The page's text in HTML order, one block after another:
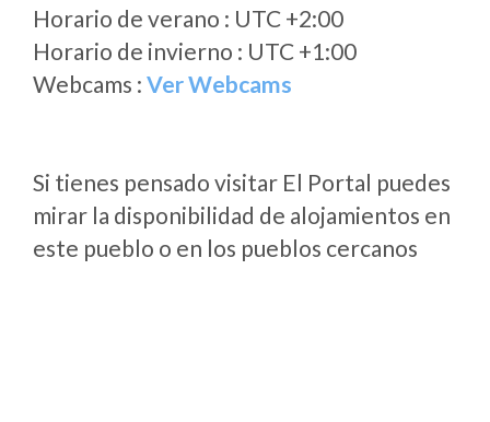
Horario de verano : UTC +2:00
Horario de invierno : UTC +1:00
Webcams : Ver Webcams
Si tienes pensado visitar El Portal puedes
mirar la disponibilidad de alojamientos en
este pueblo o en los pueblos cercanos